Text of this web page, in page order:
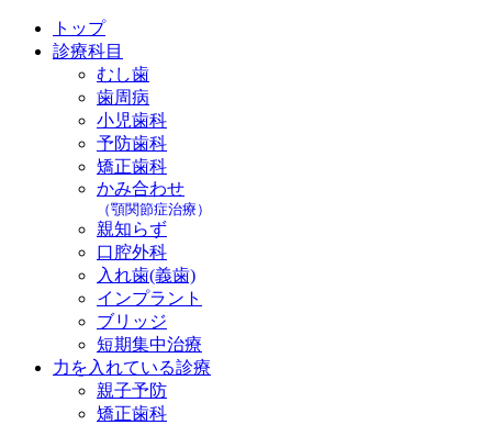
トップ
診療科目
むし歯
歯周病
小児歯科
予防歯科
矯正歯科
かみ合わせ
（顎関節症治療）
親知らず
口腔外科
入れ歯(義歯)
インプラント
ブリッジ
短期集中治療
力を入れている診療
親子予防
矯正歯科